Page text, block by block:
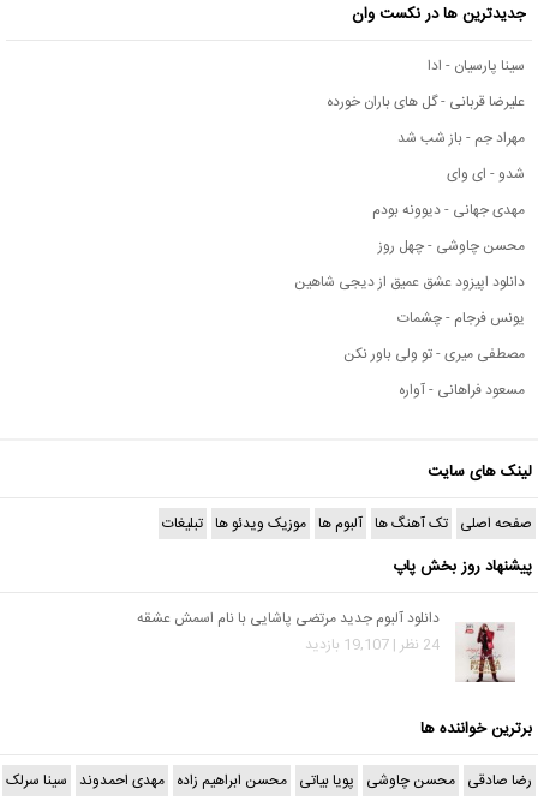
جدیدترین ها در نکست وان
سینا پارسیان - ادا
علیرضا قربانی - گل های باران خورده
مهراد جم - باز شب شد
شدو - ای وای
مهدی جهانی - دیوونه بودم
محسن چاوشی - چهل روز
دانلود اپیزود عشق عمیق از دیجی شاهین
یونس فرجام - چشمات
مصطفی میری - تو ولی باور نکن
مسعود فراهانی - آواره
لینک های سایت
صفحه اصلی تک آهنگ ها آلبوم ها موزیک ویدئو ها تبلیغات
پیشنهاد روز بخش پاپ
دانلود آلبوم جدید مرتضی پاشایی با نام اسمش عشقه
24 نظر | 19,107 بازدید
برترین خواننده ها
رضا صادقی محسن چاوشی پویا بیاتی محسن ابراهیم زاده مهدی احمدوند سینا سرلک